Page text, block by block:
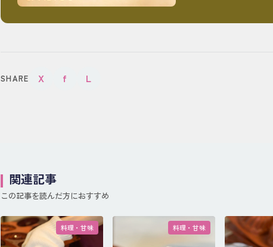
SHARE X f L
関連記事
この記事を読んだ方におすすめ
料理・甘味 料理・甘味